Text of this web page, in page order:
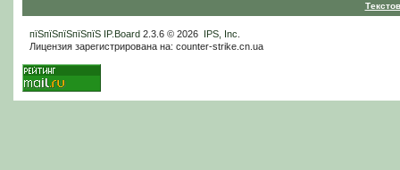
пїЅпїЅпїЅпїЅпїЅ IP.Board2.3.6 © 2026 IPS, Inc
Лицензия зарегистрирована на: counter-strike.cn.ua